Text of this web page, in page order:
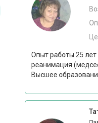
Опыт работы 25 лет
реанимация
Высшее